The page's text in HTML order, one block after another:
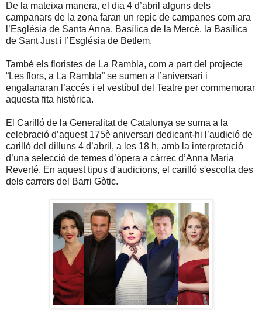
De la mateixa manera, el dia 4 d’abril alguns dels
campanars de la zona faran un repic de campanes com ara
l’Església de Santa Anna, Basílica de la Mercè, la Basílica
de Sant Just i l’Església de Betlem.
També els floristes de La Rambla, com a part del projecte
“Les flors, a La Rambla” se sumen a l’aniversari i
engalanaran l’accés i el vestíbul del Teatre per commemorar
aquesta fita històrica.
El Carilló de la Generalitat de Catalunya se suma a la
celebració d’aquest 175è aniversari dedicant-hi l’audició de
carilló del dilluns 4 d’abril, a les 18 h, amb la interpretació
d’una selecció de temes d’òpera a càrrec d’Anna Maria
Reverté. En aquest tipus d'audicions, el carilló s'escolta des
dels carrers del Barri Gòtic.